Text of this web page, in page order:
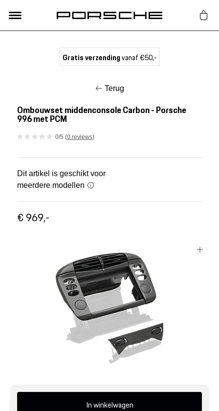
Nieuw
Mijn account
Meer Porsche
Porsche informatie
Gratis verzendingvanaf €50,-
Terug
Ombouwset middenconsole Carbon - Porsche
996 met PCM
0/5 (0 reviews)
Dit artikel is geschikt voor
meerdere modellen
€ 969,-
In winkelwagen